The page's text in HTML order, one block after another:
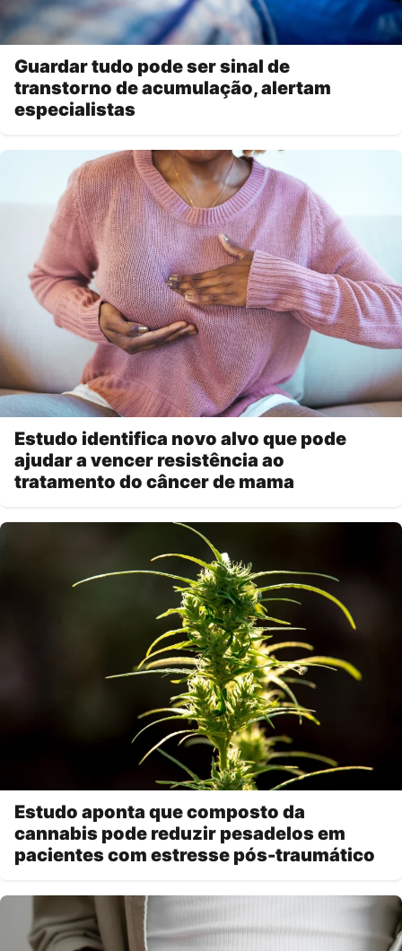
Guardar tudo pode ser sinal de
transtorno de acumulação, alertam
especialistas
Estudo identifica novo alvo que pode
ajudar a vencer resistência ao
tratamento do câncer de mama
Estudo aponta que composto da
cannabis pode reduzir pesadelos em
pacientes com estresse pós-traumático